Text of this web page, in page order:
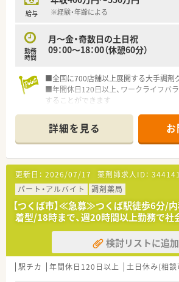
給与 ※経験・年齢による
勤務
時間
月～金・奇数日の土日祝
09：00～18：00（休憩60分）
■全国に700店舗以上展開する大手調剤
■年間休日120日以上、ワークライフバ
することができます
る会社です
詳細を見る
更新日： 2026/07/17 薬剤師求人ID： 344141
パート・アルバイト
調剤薬局
【つくば市】≪急募≫つくば駅徒歩6分/
着型/18時まで、週20時間以上勤務で
検討リストに追加
駅チカ 年間休日120日以上 土日休み(相談